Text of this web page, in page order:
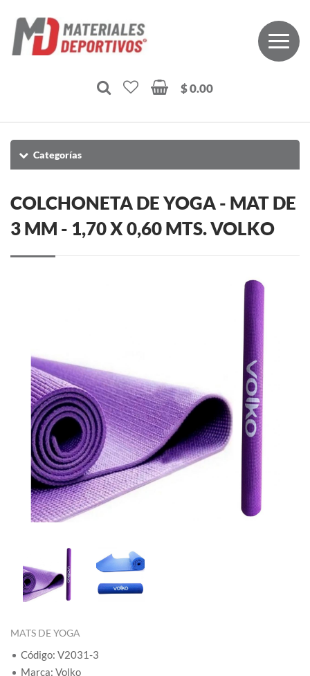
$ 0.00
Categorías
COLCHONETA DE YOGA - MAT DE
3 MM - 1,70 X 0,60 MTS. VOLKO
MATS DE YOGA
Código: V2031-3
Marca: Volko